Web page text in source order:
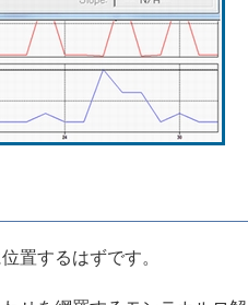
置するはずです。